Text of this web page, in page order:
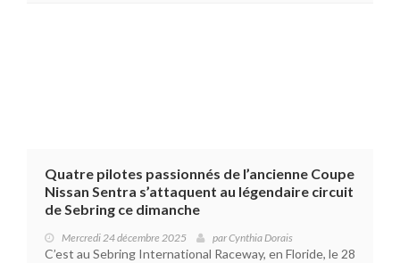
Quatre pilotes passionnés de l’ancienne Coupe
Nissan Sentra s’attaquent au légendaire circuit
de Sebring ce dimanche
Mercredi 24 décembre 2025 parCynthia Dorais
C’est au Sebring International Raceway, en Floride, le 28